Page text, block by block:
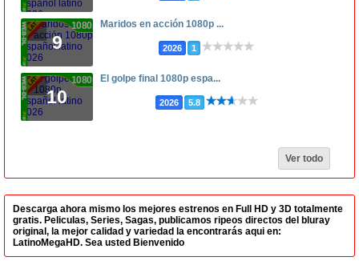
9
1080p Maridos en acción 1080p ...
2026 1
10
1080p El golpe final 1080p espa...
2026 5.8
Ver todo
Descarga ahora mismo los mejores estrenos en Full HD y 3D totalmente
gratis. Peliculas, Series, Sagas, publicamos ripeos directos del bluray
original, la mejor calidad y variedad la encontrarás aqui en:
LatinoMegaHD. Sea usted Bienvenido